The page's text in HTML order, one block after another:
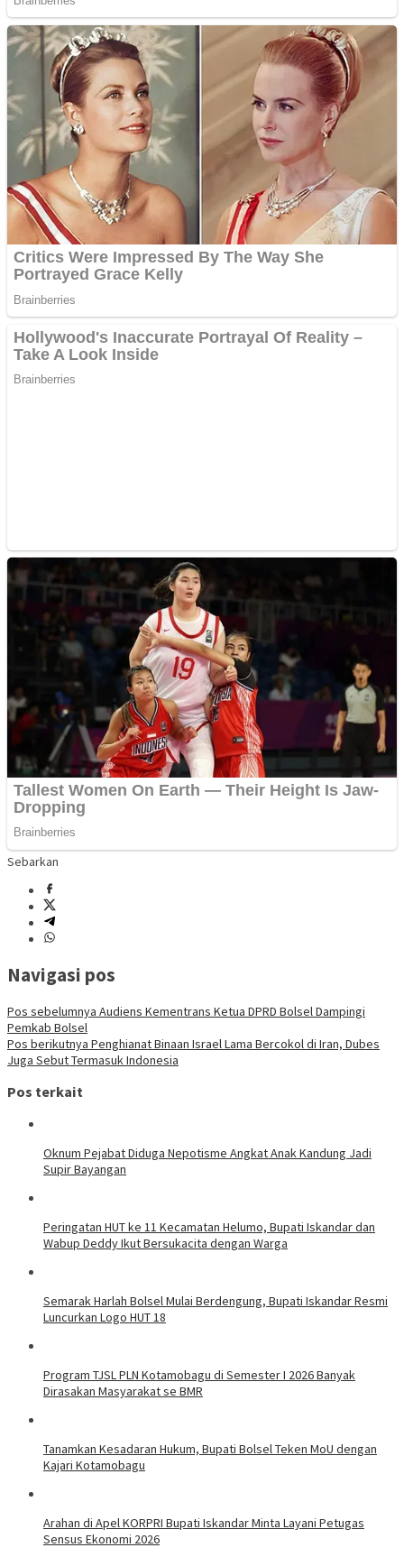
Sebarkan
Navigasi pos
Pos sebelumnya Audiens Kementrans Ketua DPRD Bolsel Dampingi
Pemkab Bolsel
Pos berikutnya Penghianat Binaan Israel Lama Bercokol di Iran, Dubes
Juga Sebut Termasuk Indonesia
Pos terkait
Oknum Pejabat Diduga Nepotisme Angkat Anak Kandung Jadi
Supir Bayangan
Peringatan HUT ke 11 Kecamatan Helumo, Bupati Iskandar dan
Wabup Deddy Ikut Bersukacita dengan Warga
Semarak Harlah Bolsel Mulai Berdengung, Bupati Iskandar Resmi
Luncurkan Logo HUT 18
Program TJSL PLN Kotamobagu di Semester I 2026 Banyak
Dirasakan Masyarakat se BMR
Tanamkan Kesadaran Hukum, Bupati Bolsel Teken MoU dengan
Kajari Kotamobagu
Arahan di Apel KORPRI Bupati Iskandar Minta Layani Petugas
Sensus Ekonomi 2026